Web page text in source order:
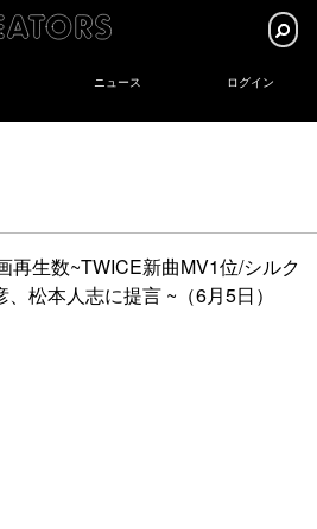
ニュース ログイン